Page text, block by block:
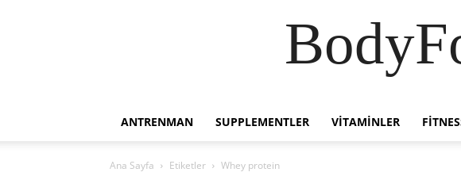
ANTRENMAN SUPPLEMENTLER VITAMINLER
Ana Sayfa Etiketler Whey protein